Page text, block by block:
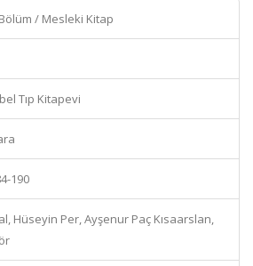
/ Mesleki Kitap
Tıp Kitapevi
190
Hüseyin Per, Ayşenur Paç Kısaarslan,